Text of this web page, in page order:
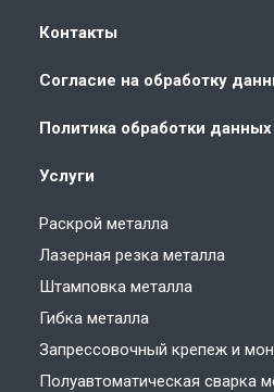
Контакты
Согласие на обработку
Политика обработки данных
Услуги
Раскрой металла
Лазерная резка металла
Штамповка металла
Гибка металла
Запрессовочный крепеж и
Полуавтоматическая сварка